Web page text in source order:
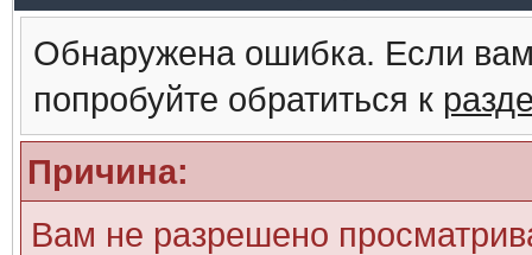
Обнаружена ошибка. Если
попробуйте обратиться к
Причина:
Вам не разрешено